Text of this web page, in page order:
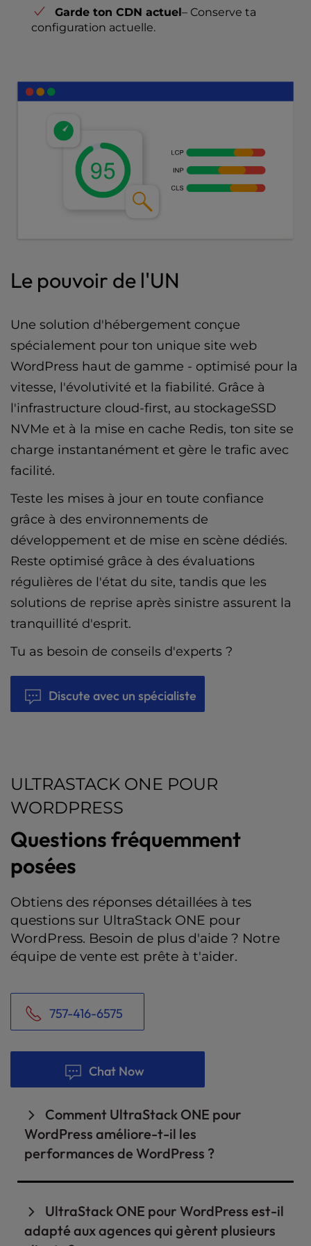
Garde ton CDN actuel– Conserve ta
configuration actuelle.
Le pouvoir de l'UN
Une solution d'hébergement conçue
spécialement pour ton unique site web
WordPress haut de gamme - optimisé pour la
vitesse, l'évolutivité et la fiabilité. Grâce à
l'infrastructure cloud-first, au stockageSSD
NVMe et à la mise en cache Redis, ton site se
charge instantanément et gère le trafic avec
facilité.
Teste les mises à jour en toute confiance
grâce à des environnements de
développement et de mise en scène dédiés.
Reste optimisé grâce à des évaluations
régulières de l'état du site, tandis que les
solutions de reprise après sinistre assurent la
tranquillité d'esprit.
Tu as besoin de conseils d'experts ?
Discute avec un spécialiste
ULTRASTACK ONE POUR
WORDPRESS
Questions fréquemment
posées
Obtiens des réponses détaillées à tes
questions sur UltraStack ONE pour
WordPress. Besoin de plus d'aide ? Notre
équipe de vente est prête à t'aider.
757-416-6575
Chat Now
Comment UltraStack ONE pour
WordPress améliore-t-il les
performances de WordPress ?
UltraStack ONE pour WordPress est conçu
avec des configurations NGINX, Redis et PHP-
FPM personnalisées, associées à un stockage
UltraStack ONE pour WordPress est-il
adapté aux agences qui gèrent plusieurs